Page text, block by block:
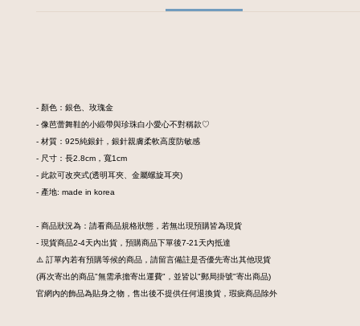
- 顏色：銀色、玫瑰金
- 像芭蕾舞鞋的小緞帶與珍珠白小愛心不對稱款♡
- 材質：925純銀針，銀針親膚柔軟高度防敏感
- 尺寸：長2.8cm，寬1cm
- 此款可改夾式(透明耳夾、金屬螺旋耳夾)
- 產地: made in korea
- 商品狀況為：請看商品規格狀態，若無出現預購皆為現貨
- 現貨商品2-4天內出貨，預購商品下單後7-21天內抵達
⚠️ 訂單內若有預購等候的商品，請留言備註是否優先寄出其他現貨
(再次寄出的商品"無需承擔寄出運費"，並皆以"郵局掛號"寄出商品)
官網內的飾品為貼身之物，售出後不提供任何退換貨，瑕疵商品除外